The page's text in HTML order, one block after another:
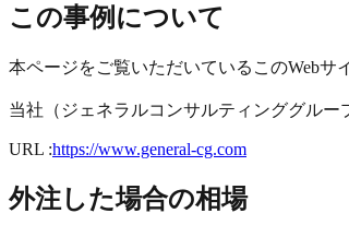
この事例について
本ページをご覧いただいているこのWebサ
当社（ジェネラルコンサルティンググルー
URL :https://www.general-cg.com
外注した場合の相場